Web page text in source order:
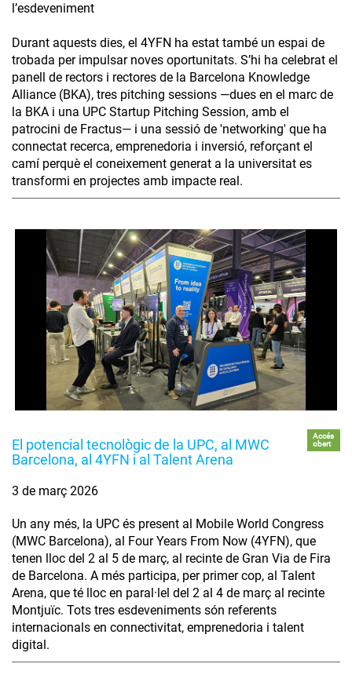
l’esdeveniment
Durant aquests dies, el 4YFN ha estat també un espai de
trobada per impulsar noves oportunitats. S’hi ha celebrat el
panell de rectors i rectores de la Barcelona Knowledge
Alliance (BKA), tres pitching sessions —dues en el marc de
la BKA i una UPC Startup Pitching Session, amb el
patrocini de Fractus— i una sessió de 'networking' que ha
connectat recerca, emprenedoria i inversió, reforçant el
camí perquè el coneixement generat a la universitat es
transformi en projectes amb impacte real.
El potencial tecnològic de la UPC, al MWC
Barcelona, al 4YFN i al Talent Arena
Accés
obert
3 de març 2026
Un any més, la UPC és present al Mobile World Congress
(MWC Barcelona), al Four Years From Now (4YFN), que
tenen lloc del 2 al 5 de març, al recinte de Gran Via de Fira
de Barcelona. A més participa, per primer cop, al Talent
Arena, que té lloc en paral·lel del 2 al 4 de març al recinte
Montjuïc. Tots tres esdeveniments són referents
internacionals en connectivitat, emprenedoria i talent
digital.